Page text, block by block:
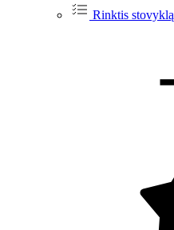
Rinktis stovyklą